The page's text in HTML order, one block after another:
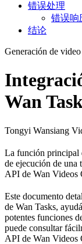
错误处理
错误响
结论
Generación de
Wan
Tongyi Wansiang
La función principal
de ejecución de una
API de Wan Videos
Este documento
de Wan Tasks,
potentes funciones
puede consultar
API de Wan Videos